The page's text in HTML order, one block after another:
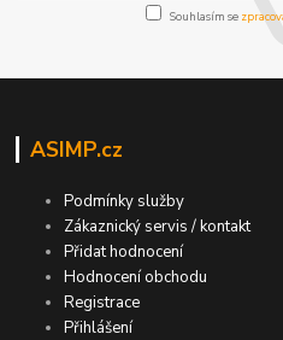
Souhlasím se
ASIMP.cz
Podmínky služby
Zákaznický servis / kontakt
Přidat hodnocení
Hodnocení obchodu
Registrace
Přihlášení